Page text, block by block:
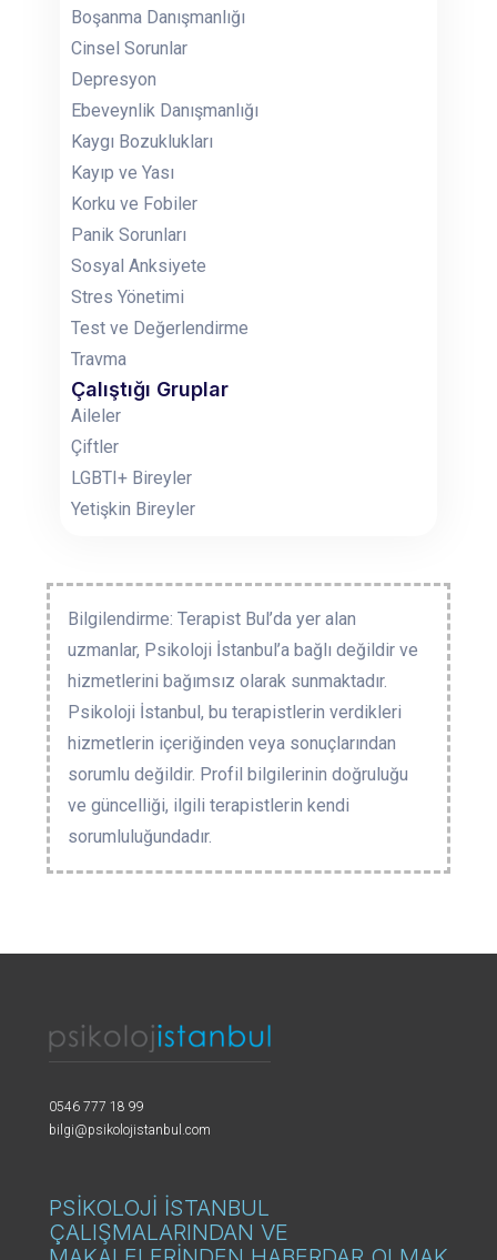
Boşanma Danışmanlığı
Cinsel Sorunlar
Depresyon
Ebeveynlik Danışmanlığı
Kaygı Bozuklukları
Kayıp ve Yası
Korku ve Fobiler
Panik Sorunları
Sosyal Anksiyete
Stres Yönetimi
Test ve Değerlendirme
Travma
Çalıştığı Gruplar
Aileler
Çiftler
LGBTI+ Bireyler
Yetişkin Bireyler
Bilgilendirme: Terapist Bul’da yer alan
uzmanlar, Psikoloji İstanbul’a bağlı değildir ve
hizmetlerini bağımsız olarak sunmaktadır.
Psikoloji İstanbul, bu terapistlerin verdikleri
hizmetlerin içeriğinden veya sonuçlarından
sorumlu değildir. Profil bilgilerinin doğruluğu
ve güncelliği, ilgili terapistlerin kendi
sorumluluğundadır.
0546 777 18 99
bilgi@psikolojistanbul.com
PSİKOLOJİ İSTANBUL
ÇALIŞMALARINDAN VE